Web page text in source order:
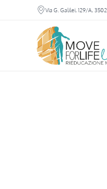
Via G. Galilei, 129/A,